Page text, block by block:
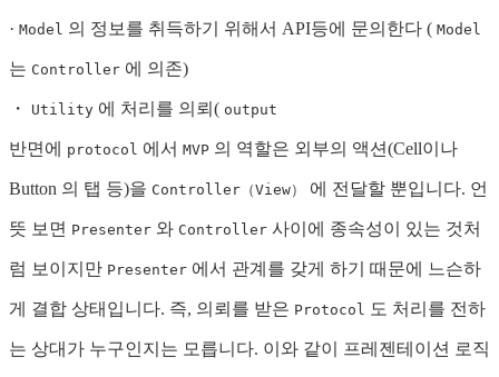
· Model 의 정보를 취득하기 위해서 API등에 문의한다 ( Model
는 Controller 에 의존)
・ Utility 에 처리를 의뢰( output
반면에 protocol 에서 MVP 의 역할은 외부의 액션(Cell이나
Button 의 탭 등)을 Controller（View） 에 전달할 뿐입니다. 언
뜻 보면 Presenter 와 Controller 사이에 종속성이 있는 것처
럼 보이지만 Presenter 에서 관계를 갖게 하기 때문에 느슨하
게 결합 상태입니다. 즉, 의뢰를 받은 Protocol 도 처리를 전하
는 상대가 누구인지는 모릅니다. 이와 같이 프레젠테이션 로직